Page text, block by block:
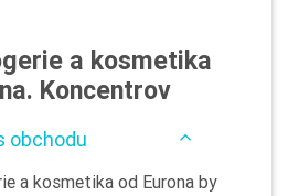
a kosmetika
Koncentrov
obchodu
a kosmetika od Eurona by